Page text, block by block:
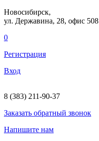
Новосибирск,
ул. Державина, 28, офис 508
0
Регистрация
Вход
8 (383) 211-90-37
Заказать обратный звонок
Напишите нам